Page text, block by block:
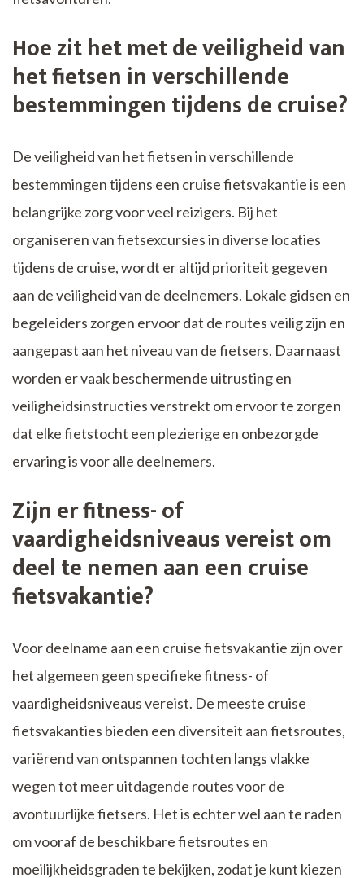
Hoe zit het met de veiligheid van
het fietsen in verschillende
bestemmingen tijdens de cruise?
De veiligheid van het fietsen in verschillende
bestemmingen tijdens een cruise fietsvakantie is een
belangrijke zorg voor veel reizigers. Bij het
organiseren van fietsexcursies in diverse locaties
tijdens de cruise, wordt er altijd prioriteit gegeven
aan de veiligheid van de deelnemers. Lokale gidsen en
begeleiders zorgen ervoor dat de routes veilig zijn en
aangepast aan het niveau van de fietsers. Daarnaast
worden er vaak beschermende uitrusting en
veiligheidsinstructies verstrekt om ervoor te zorgen
dat elke fietstocht een plezierige en onbezorgde
ervaring is voor alle deelnemers.
Zijn er fitness- of
vaardigheidsniveaus vereist om
deel te nemen aan een cruise
fietsvakantie?
Voor deelname aan een cruise fietsvakantie zijn over
het algemeen geen specifieke fitness- of
vaardigheidsniveaus vereist. De meeste cruise
fietsvakanties bieden een diversiteit aan fietsroutes,
variërend van ontspannen tochten langs vlakke
wegen tot meer uitdagende routes voor de
avontuurlijke fietsers. Het is echter wel aan te raden
om vooraf de beschikbare fietsroutes en
moeilijkheidsgraden te bekijken, zodat je kunt kiezen